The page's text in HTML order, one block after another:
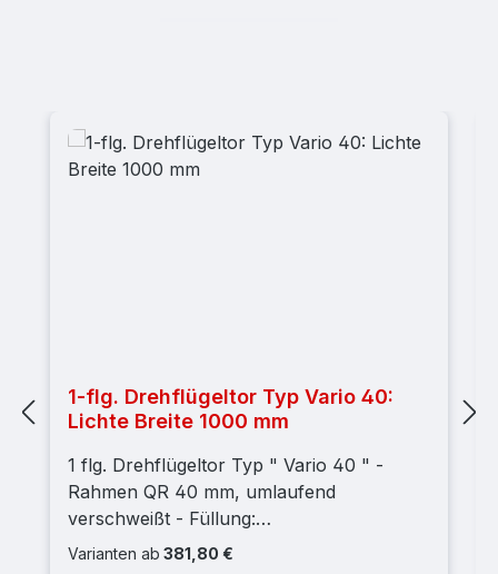
1-flg. Drehflügeltor Typ Vario 40:
Lichte Breite 1000 mm
1 flg. Drehflügeltor Typ " Vario 40 " -
Rahmen QR 40 mm, umlaufend
verschweißt - Füllung:
Doppelstabgittermatte 8/6/8 mm; MW ca.
Varianten ab 381,80 €